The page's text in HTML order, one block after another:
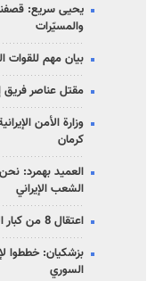
يحيى سريع: قصفنا
والمسيّرات
بيان مهم للقوات
مقتل عناصر
كرمان
العميد بهمرد:
الشعب الإيراني
اعتقال 8 من كبار الأشرار المسلحين ومنتسبي الجماعات الإرهابية
السوري